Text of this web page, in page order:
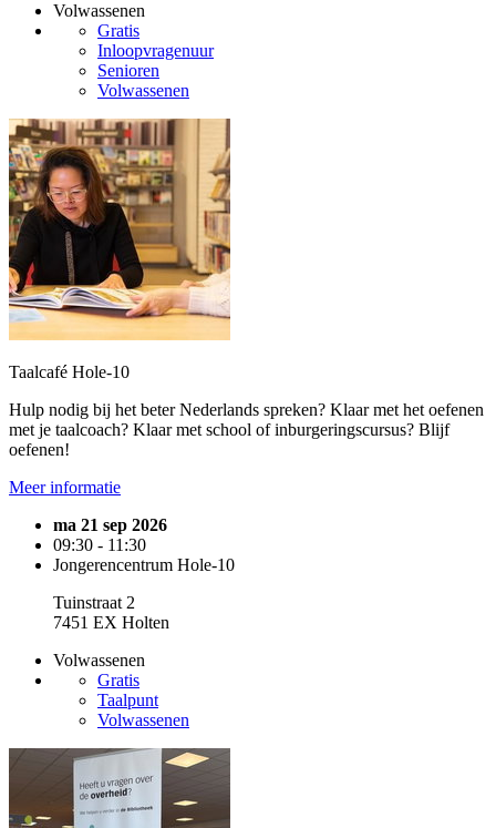
Volwassenen
Gratis
Inloopvragenuur
Senioren
Volwassenen
Taalcafé Hole-10
Hulp nodig bij het beter Nederlands spreken? Klaar met het oefenen
met je taalcoach? Klaar met school of inburgeringscursus? Blijf
oefenen!
Meer informatie
ma 21 sep 2026
09:30 - 11:30
Jongerencentrum Hole-10
Tuinstraat 2
7451 EX Holten
Volwassenen
Gratis
Taalpunt
Volwassenen